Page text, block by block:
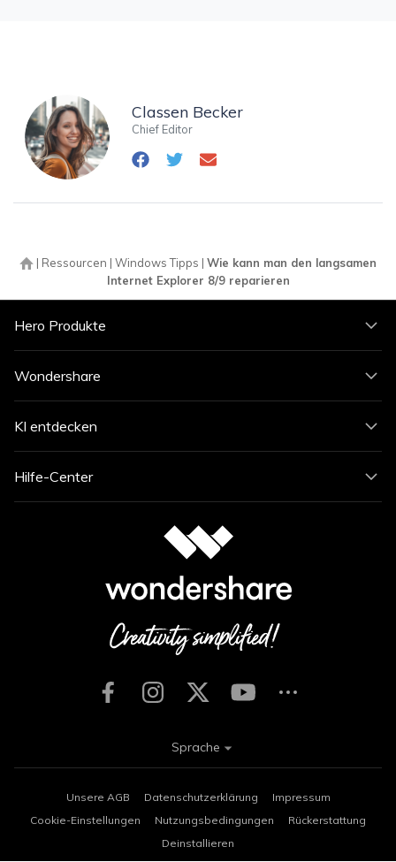
Classen Becker
Chief Editor
| Ressourcen | Windows Tipps | Wie kann man den langsamen
Internet Explorer 8/9 reparieren
Hero Produkte
Wondershare
KI entdecken
Hilfe-Center
Unsere AGB Datenschutzerklärung
Impressum
Cookie-Einstellungen
Nutzungsbedingungen
Rückerstattung
Deinstallieren
Sprache